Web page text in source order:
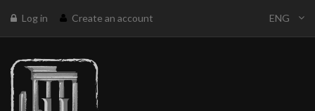
ENG
Log in Create an account